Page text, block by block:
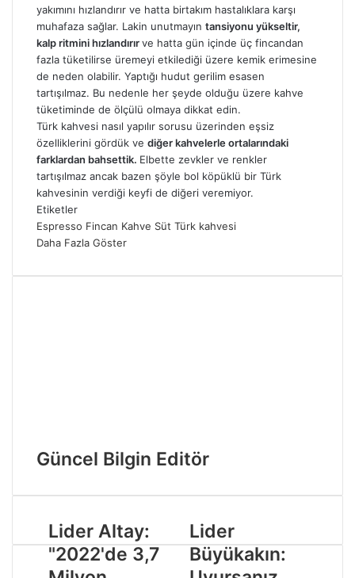
yakımını hızlandırır ve hatta birtakım hastalıklara karşı
muhafaza sağlar. Lakin unutmayın tansiyonu yükseltir,
kalp ritmini hızlandırırve hatta gün içinde üç fincandan
fazla tüketilirse üremeyi etkilediği üzere kemik erimesine
de neden olabilir. Yaptığı hudut gerilim esasen
tartışılmaz. Bu nedenle her şeyde olduğu üzere kahve
tüketiminde de ölçülü olmaya dikkat edin.
Türk kahvesi nasıl yapılır sorusu üzerinden eşsiz
özelliklerini gördük ve diğer kahvelerle ortalarındaki
farklardan bahsettik. Elbette zevkler ve renkler
tartışılmaz ancak bazen şöyle bol köpüklü bir Türk
kahvesinin verdiği keyfi de diğeri veremiyor.
Etiketler
Espresso Fincan Kahve Süt Türk kahvesi
Daha Fazla Göster
Güncel Bilgin Editör
Lider Altay:
"2022'de 3,7
Lider
Büyükakın: